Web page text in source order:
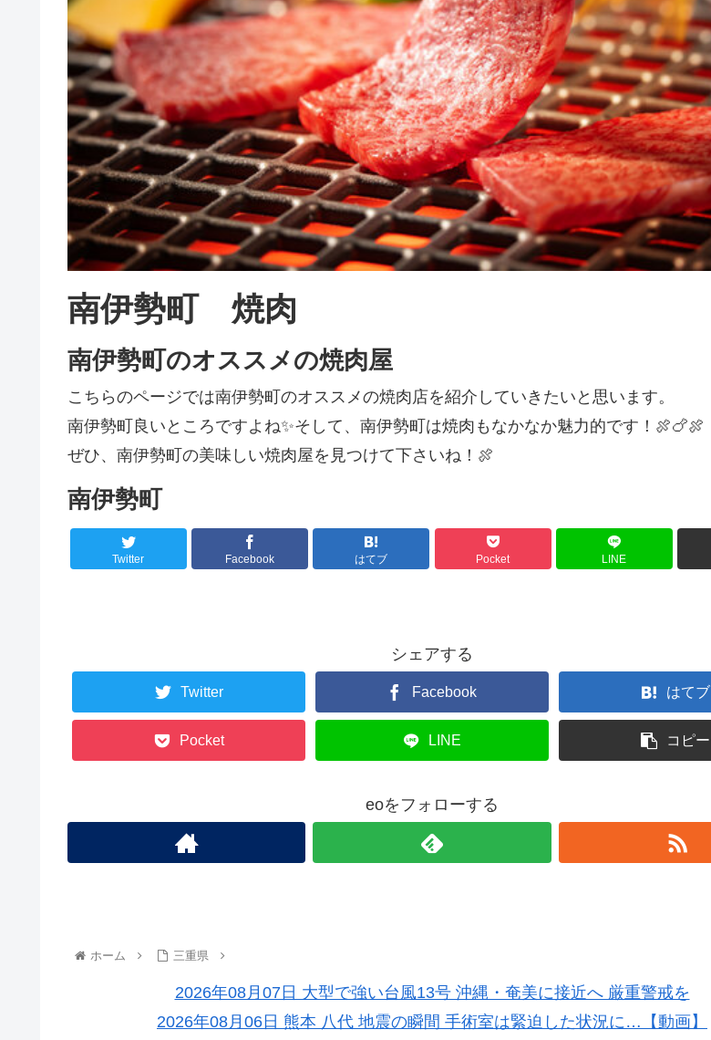
南伊勢町 焼肉
南伊勢町のオススメの焼肉屋
こちらのページでは南伊勢町のオススメの焼肉店を紹介していきたいと思います。
南伊勢町良いところですよね✨そして、南伊勢町は焼肉もなかなか魅力的です！🍖🍗🍖
ぜひ、南伊勢町の美味しい焼肉屋を見つけて下さいね！🍖
南伊勢町
Twitter Facebook はてブ Pocket LINE
シェアする
Twitter Facebook はてブ
Pocket LINE コピー
eoをフォローする
ホーム 三重県
2026年08月07日 大型で強い台風13号 沖縄・奄美に接近へ 厳重警戒を
2026年08月06日 熊本 八代 地震の瞬間 手術室は緊迫した状況に…【動画】